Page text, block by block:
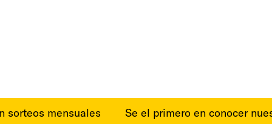
sorteos mensuales Se el primero en conocer